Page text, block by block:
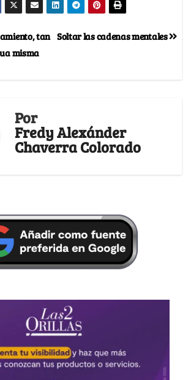
Soltar las cadenas mentales
tan
misma
Por
Fredy Alexánder
Chaverra Colorado